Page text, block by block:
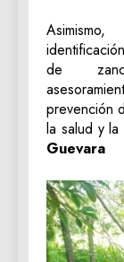
de
prevención
la salud y
Guevara